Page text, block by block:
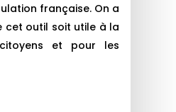
française. On a
cet outil soit utile à la
et pour les